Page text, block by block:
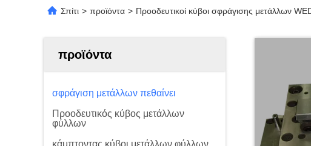
Σπίτι > προϊόντα > Προοδευτικοί κύβοι σφράγισης μετάλλων
προϊόντα
σφράγιση μετάλλων πεθαίνει
Προοδευτικός κύβος μετάλλων
φύλλων
κάμπτοντας κύβοι μετάλλων φύλλων